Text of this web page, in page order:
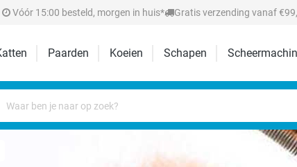
Vóór 15:00 besteld, morgen in huis* Gratis verzending vanaf
Paarden Koeien Schapen